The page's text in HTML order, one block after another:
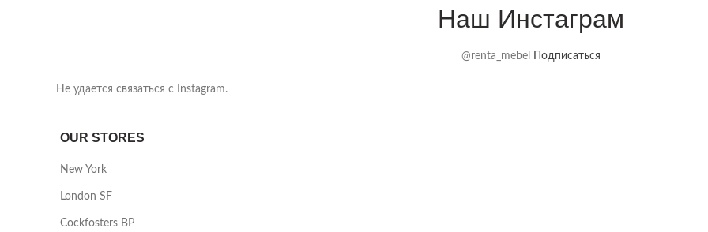
Наш Инстаграм
@renta_mebel Подписаться
Не удается связаться с Instagram.
OUR STORES
New York
London SF
Cockfosters BP